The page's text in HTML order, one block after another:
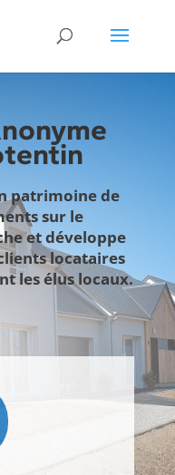
patrimoine de
sur le
et développe
locataires
les élus locaux.